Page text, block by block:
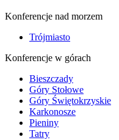
Konferencje nad morzem
Trójmiasto
Konferencje w górach
Bieszczady
Góry Stołowe
Góry Świętokrzyskie
Karkonosze
Pieniny
Tatry